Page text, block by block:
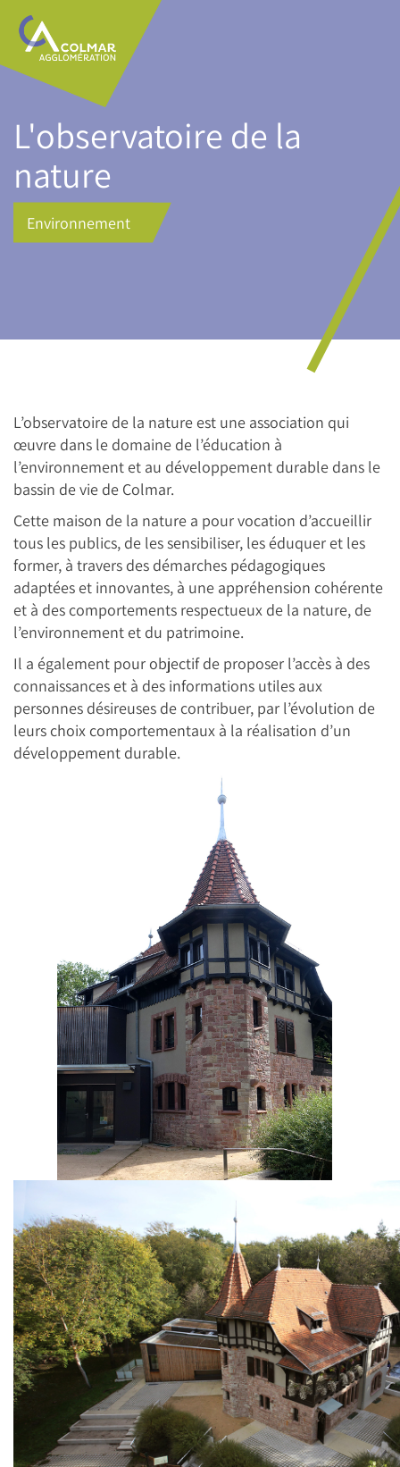
Aller
contenu
principal
Main
navigation
L'observatoire de la
nature
Environnement
L’observatoire de la nature est une association qui
œuvre dans le domaine de l’éducation à
l’environnement et au développement durable dans le
bassin de vie de Colmar.
Cette maison de la nature a pour vocation d’accueillir
tous les publics, de les sensibiliser, les éduquer et les
former, à travers des démarches pédagogiques
adaptées et innovantes, à une appréhension cohérente
et à des comportements respectueux de la nature, de
l’environnement et du patrimoine.
Il a également pour objectif de proposer l’accès à des
connaissances et à des informations utiles aux
personnes désireuses de contribuer, par l’évolution de
leurs choix comportementaux à la réalisation d’un
développement durable.